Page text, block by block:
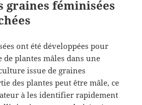
graines féminisées
ont été développées pour
plantes mâles dans une
issue de graines
des plantes peut être mâle, ce
à les identifier rapidement